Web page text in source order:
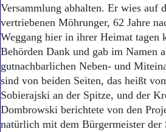
Versammlung abhalten. Er wies auf
vertriebenen Möhrunger, 62 Jahre
Weggang hier in ihrer Heimat tagen
Behörden Dank und gab im Namen
gutnachbarlichen Neben- und
sind von beiden Seiten, das heißt
Sobierajski an der Spitze, und der
Dombrowski berichtete von den
natürlich mit dem Bürgermeister